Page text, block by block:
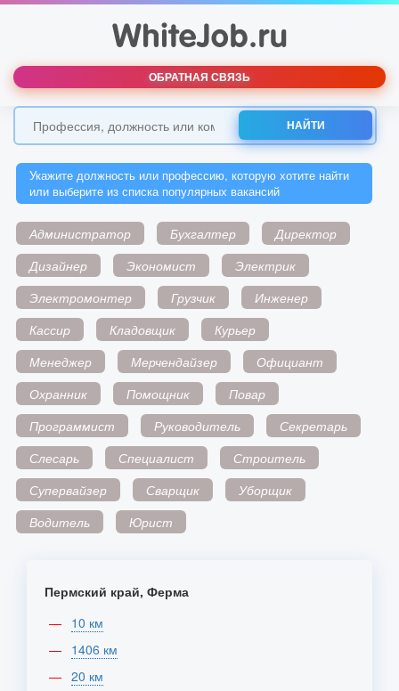
ОБРАТНАЯ СВЯЗЬ
НАЙТИ
Укажите должность или профессию, которую хотите найти
или выберите из списка популярных вакансий
Администратор Бухгалтер
Директор
Дизайнер
Экономист
Электрик
Электромонтер
Грузчик
Инженер
Кассир
Кладовщик
Курьер
Менеджер
Мерчендайзер
Официант
Охранник
Помощник
Повар
Программист
Руководитель
Секретарь
Слесарь
Специалист
Строитель
Супервайзер
Сварщик
Уборщик
Водитель
Юрист
Пермский край, Ферма
10 км
1406 км
20 км